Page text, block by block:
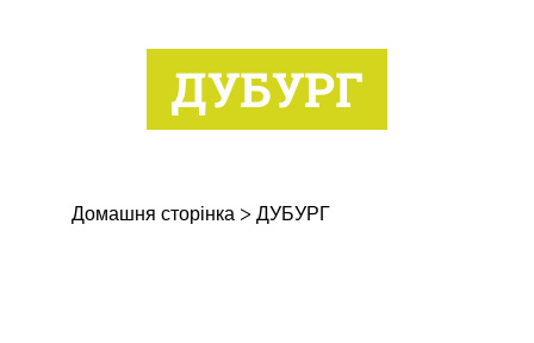
ДУБУРГ
Домашня сторінка > ДУБУРГ